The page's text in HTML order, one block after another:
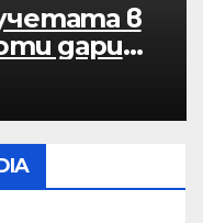
в
дари
половина